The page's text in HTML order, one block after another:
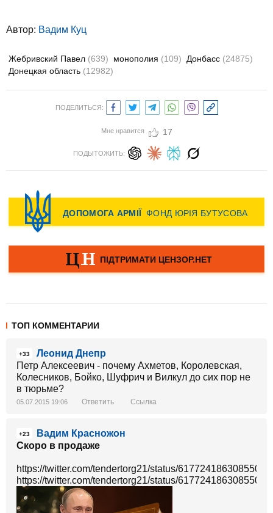
Автор: Вадим Куц
Жебривский Павел (639) монополия (109) Донбасс (24875)
Донецкая область (12982)
ПОДЕЛИТЬСЯ:
Мне нравится 17
ПОДЫТОЖИТЬ:
ТОП КОММЕНТАРИИ
+33
Леонид Днепр
Петр Алексеевич - почему Ахметов, Королевская,
Колесников, Бойко, Шуфрич и Вилкул до сих пор не
в тюрьме?
05.07.2015 19:06 Ответить Ссылка
+23
Вадим Красножон
Скоро в продаже
https://twitter.com/tendertorg21/status/
https://twitter.com/tendertorg21/status/